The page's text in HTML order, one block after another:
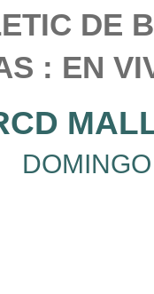
DE
: EN